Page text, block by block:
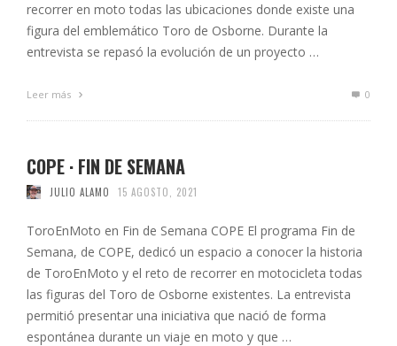
recorrer en moto todas las ubicaciones donde existe una
figura del emblemático Toro de Osborne. Durante la
entrevista se repasó la evolución de un proyecto …
Leer más 0
COPE · FIN DE SEMANA
JULIO ALAMO 15 AGOSTO, 2021
ToroEnMoto en Fin de Semana COPE El programa Fin de
Semana, de COPE, dedicó un espacio a conocer la historia
de ToroEnMoto y el reto de recorrer en motocicleta todas
las figuras del Toro de Osborne existentes. La entrevista
permitió presentar una iniciativa que nació de forma
espontánea durante un viaje en moto y que …